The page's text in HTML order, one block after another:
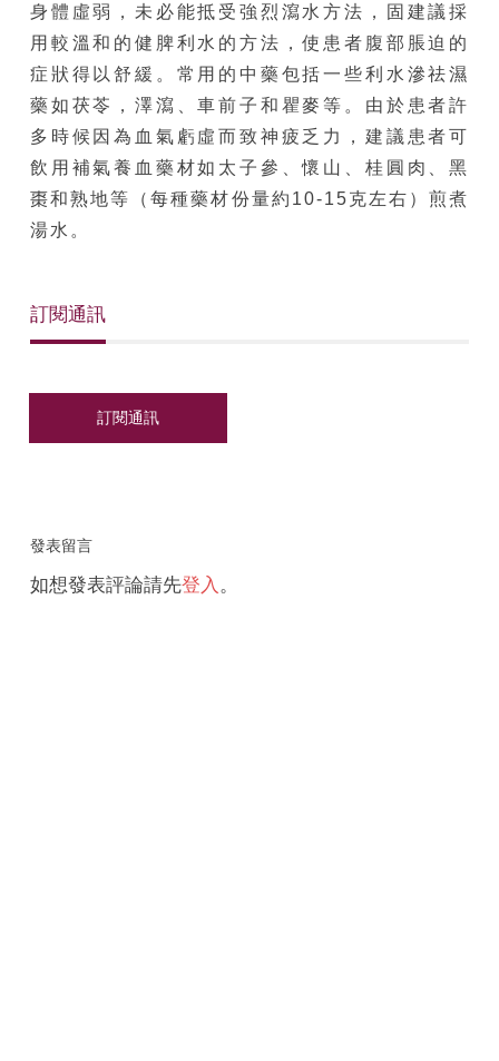
身體虛弱，未必能抵受強烈瀉水方法，固建議採
用較溫和的健脾利水的方法，使患者腹部脹迫的
症狀得以舒緩。常用的中藥包括一些利水滲祛濕
藥如茯苓，澤瀉、車前子和瞿麥等。由於患者許
多時候因為血氣虧虛而致神疲乏力，建議患者可
飲用補氣養血藥材如太子參、懷山、桂圓肉、黑
棗和熟地等（每種藥材份量約10-15克左右）煎煮
湯水。
訂閱通訊
發表留言
如想發表評論請先登入 。